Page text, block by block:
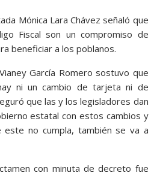
Mónica Lara Chávez señaló que
Fiscal son un compromiso de
beneficiar a los poblanos.
García Romero sostuvo que
ni un cambio de tarjeta ni de
que las y los legisladores dan
estatal con estos cambios y
no cumpla, también se va a
con minuta de decreto fue